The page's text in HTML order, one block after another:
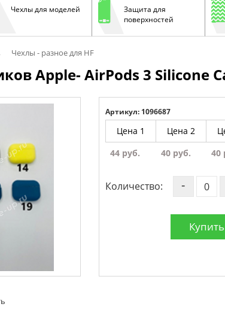
Чехлы для моделей
Защита для
поверхностей
Чехлы - разное для HF
Apple- AirPods 3 Silicone
Артикул: 1096687
Цена 1 Цена 2
44 руб.
40 руб. 40
Количество: -
Купить